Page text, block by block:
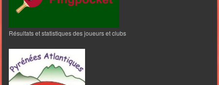
Résultats et statistiques des joueurs et clubs